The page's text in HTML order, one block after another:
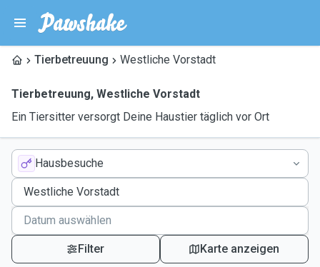
Tierbetreuung Westliche Vorstadt
Tierbetreuung, Westliche Vorstadt
Ein Tiersitter versorgt Deine Haustier täglich vor Ort
Hausbesuche
Filter Karte anzeigen